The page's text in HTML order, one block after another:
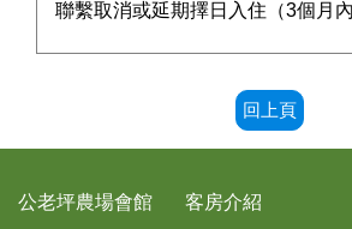
聯繫取消或延期擇日入住（3個月
回上頁
公老坪農場會館 客房介紹